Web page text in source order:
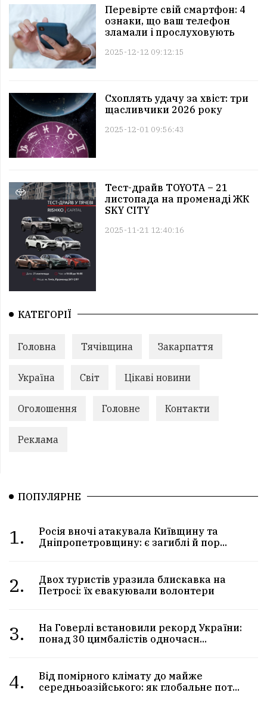
Перевірте свій смартфон: 4
ознаки, що ваш телефон
зламали і прослуховують
2025-12-12 09:12:15
Схоплять удачу за хвіст: три
щасливчики 2026 року
2025-12-01 09:56:43
Тест-драйв TOYOTA – 21
листопада на променаді ЖК
SKY CITY
2025-11-21 12:40:16
КАТЕГОРІЇ
Головна Тячівщина Закарпаття
Україна Світ Цікаві новини
Оголошення Головне Контакти
Реклама
ПОПУЛЯРНЕ
1.
Росія вночі атакувала Київщину та
Дніпропетровщину: є загиблі й пор...
2.
Двох туристів уразила блискавка на
Петросі: їх евакуювали волонтери
3.
На Говерлі встановили рекорд України:
понад 30 цимбалістів одночасн...
4.
Від помірного клімату до майже
середньоазійського: як глобальне пот...